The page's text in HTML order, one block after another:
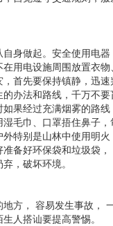
身做起。安全使用电
用电设施周围放置衣
首先要保持镇静，迅
办法和路线，千万不要
果经过充满烟雾的路线
毛巾、口罩捂住鼻子
外特别是山林中使用明
备好环保袋和垃圾袋
，破坏环境。
方， 容易发生事故，
人搭讪要提高警惕。